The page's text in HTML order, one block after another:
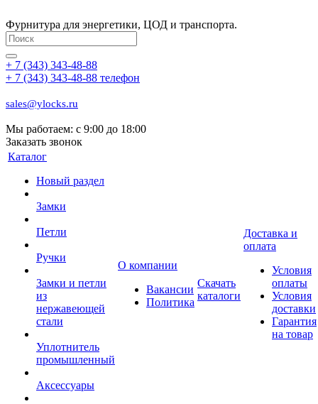
Фурнитура для энергетики, ЦОД и транспорта.
+ 7 (343) 343-48-88
+ 7 (343) 343-48-88 телефон
sales@ylocks.ru
Мы работаем: с 9:00 до 18:00
Заказать звонок
Каталог
Новый раздел
Замки
Петли
Ручки
Замки и петли
из
нержавеющей
стали
Уплотнитель
промышленный
Аксессуары
О компании
Вакансии
Политика
Скачать
каталоги
Доставка и
оплата
Условия
оплаты
Условия
доставки
Гарантия
на товар